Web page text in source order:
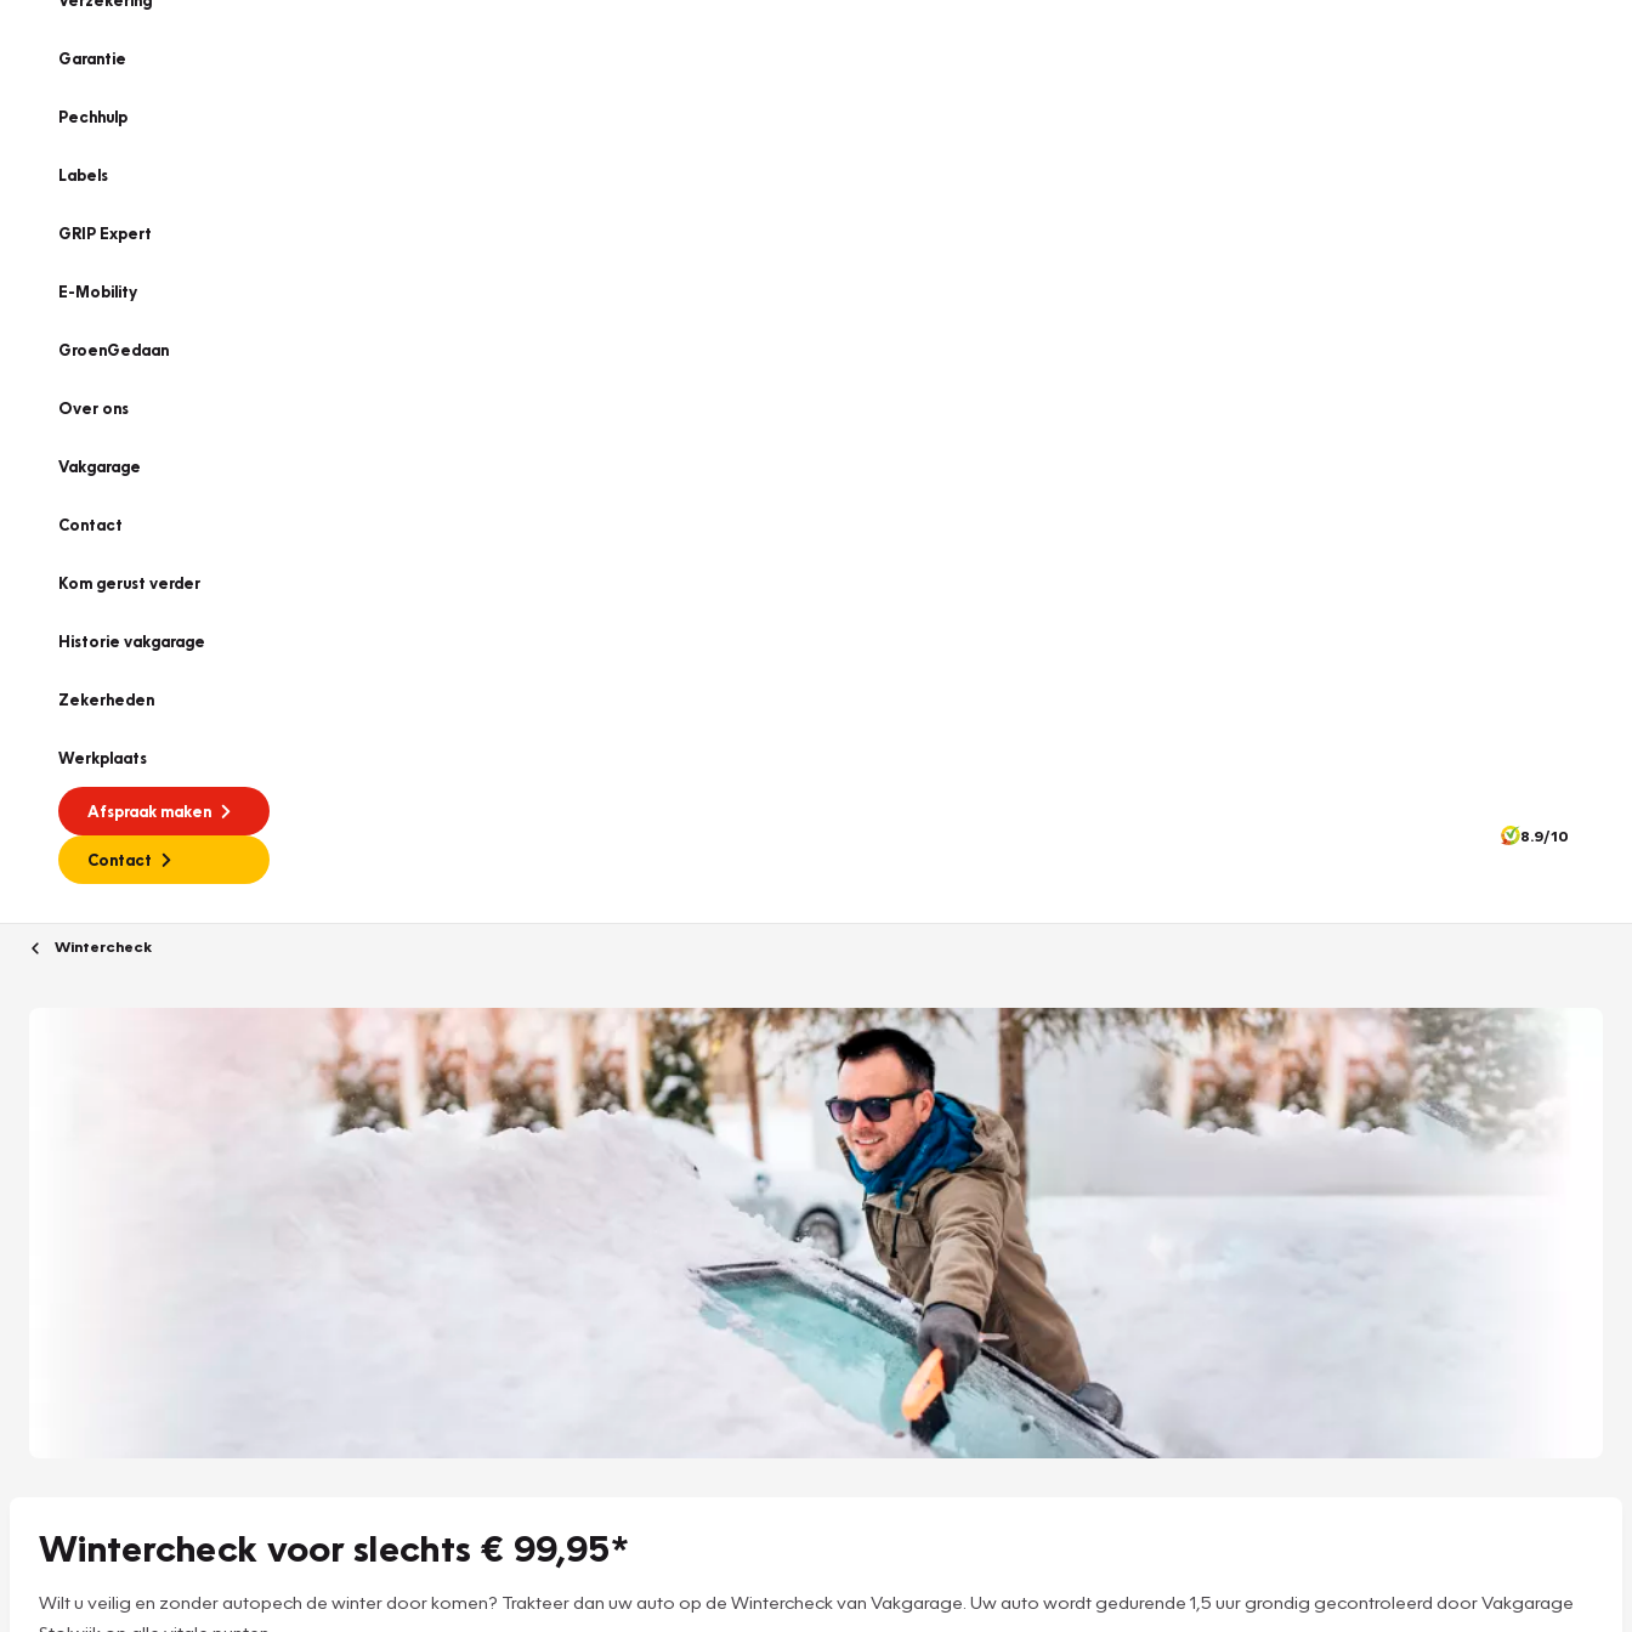
Garantie
Pechhulp
Labels
GRIP Expert
E-Mobility
GroenGedaan
Over ons
Vakgarage
Contact
Kom gerust verder
Historie vakgarage
Zekerheden
Werkplaats
Afspraak maken
Contact
8.9/10
Wintercheck
Wintercheck voor slechts € 99,95*
Wilt u veilig en zonder autopech de winter door komen? Trakteer dan uw auto op de Wintercheck van Vakgarage. Uw auto wordt gedurende 1,5 uur grondig gecontroleerd door Vakgarage